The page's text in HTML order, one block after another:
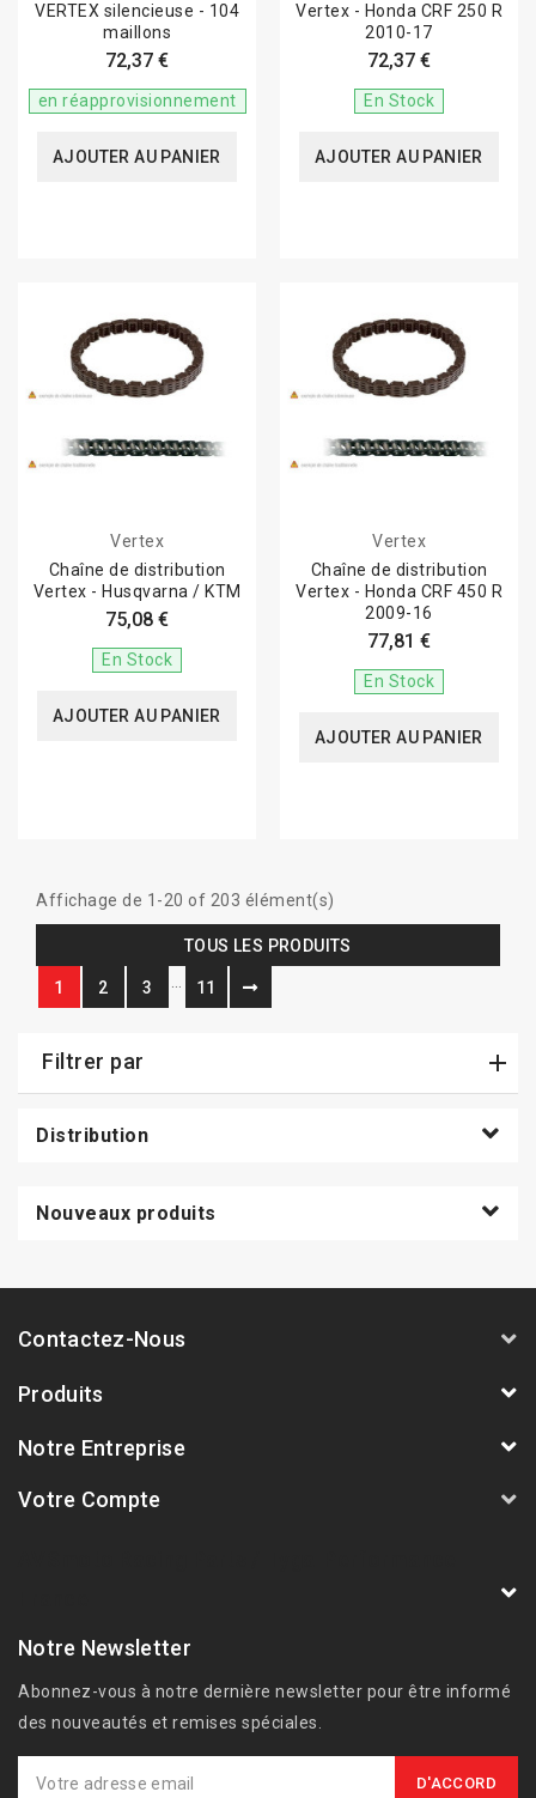
VERTEX silencieuse - 104
maillons
72,37 €
en réapprovisionnement
AJOUTER AU PANIER
Vertex - Honda CRF 250 R
2010-17
72,37 €
En Stock
AJOUTER AU PANIER
Vertex
Chaîne de distribution
Vertex - Husqvarna / KTM
75,08 €
En Stock
AJOUTER AU PANIER
Vertex
Chaîne de distribution
Vertex - Honda CRF 450 R
2009-16
77,81 €
En Stock
AJOUTER AU PANIER
Affichage de 1-20 of 203 élément(s)
TOUS LES PRODUITS
1 2 3 11
Filtrer par
Distribution
Nouveaux produits
Contactez-Nous
Produits
Notre Entreprise
Votre Compte
Notre Newsletter
Abonnez-vous à notre dernière newsletter pour être informé
des nouveautés et remises spéciales.